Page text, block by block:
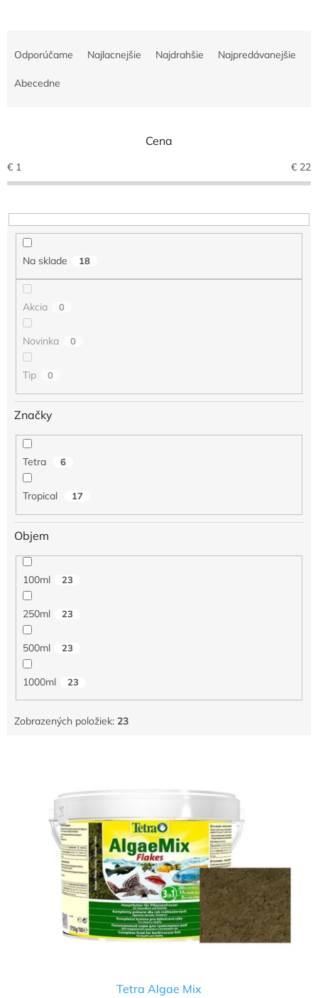
r
o
u
k
Odporúčame Najlacnejšie Najdrahšie Najpredávanejšie
Abecedne
Cena
€ 1 € 22
Na sklade 18
Akcia 0
Novinka 0
Tip 0
Značky
Tetra 6
Tropical 17
Objem
100ml 23
250ml 23
500ml 23
1000ml 23
Zobrazených položiek: 23
Tetra Algae Mix